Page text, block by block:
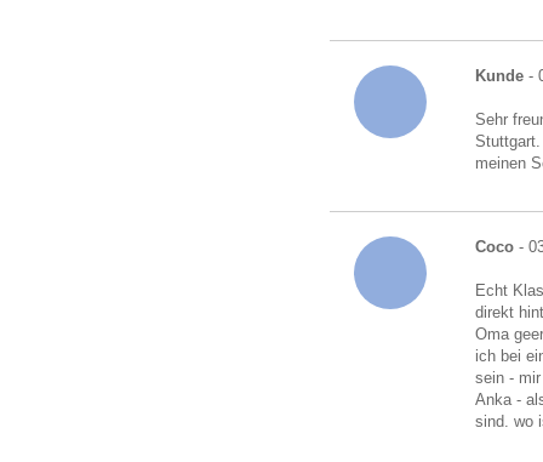
Kunde -
Sehr
meinen
Coco -
Echt
direkt
Oma
ich bei
sein -
Anka -
sind. wo